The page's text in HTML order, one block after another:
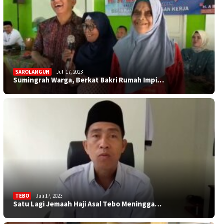
SAROLANGUN Juli 17, 2023
Sumingrah Warga, Berkat Bakri Rumah Impi…
TEBO Juli 17, 2023
Satu Lagi Jemaah Haji Asal Tebo Meningga…